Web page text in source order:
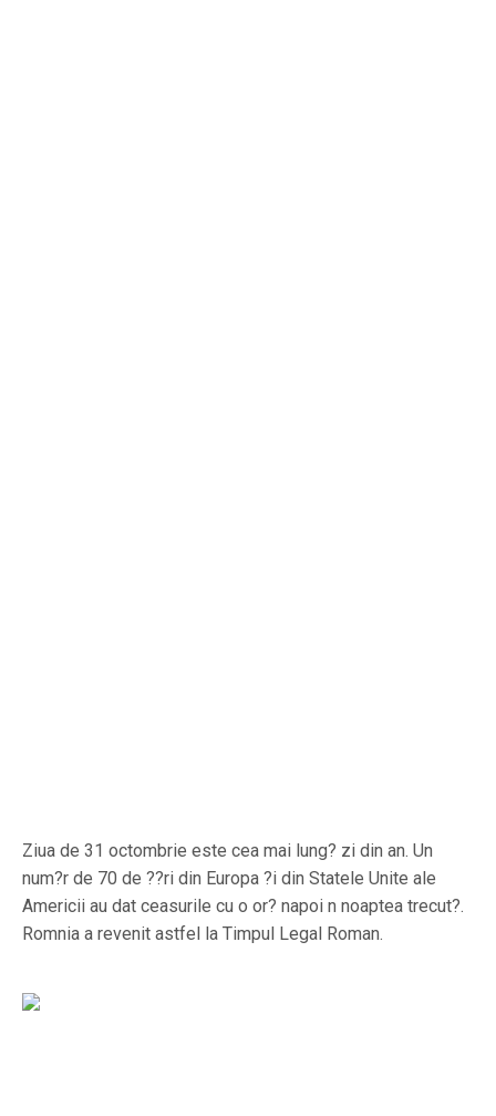
Ziua de 31 octombrie este cea mai lung? zi din an. Un
num?r de 70 de ??ri din Europa ?i din Statele Unite ale
Americii au dat ceasurile cu o or? napoi n noaptea trecut?.
Romnia a revenit astfel la Timpul Legal Roman.